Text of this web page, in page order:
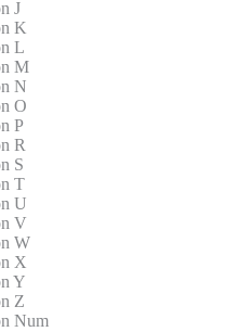
J
K
L
M
N
O
P
R
S
T
U
V
W
X
Y
Z
Num